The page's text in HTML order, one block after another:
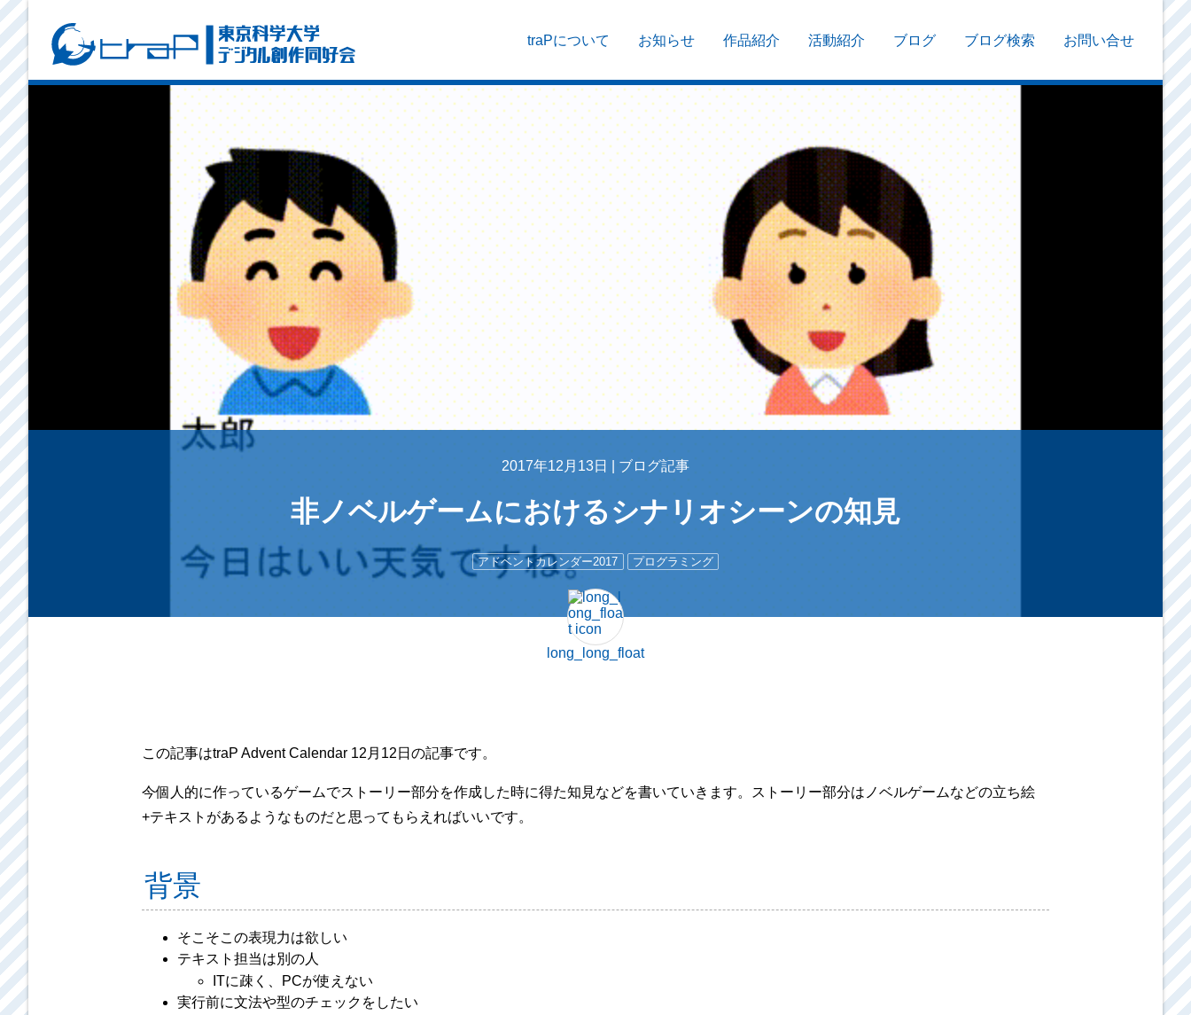
traPについて お知らせ 作品紹介 活動紹介 ブログ ブログ検索 お問い合せ
2017年12月13日 | ブログ記事
非ノベルゲームにおけるシナリオシーンの知見
アドベントカレンダー2017 プログラミング
long_long_float
この記事はtraP Advent Calendar 12月12日の記事です。
今個人的に作っているゲームでストーリー部分を作成した時に得た知見などを書いていきます。ストーリー部分はノベルゲームなどの立ち絵
+テキストがあるようなものだと思ってもらえればいいです。
背景
そこそこの表現力は欲しい
テキスト担当は別の人
ITに疎く、PCが使えない
実行前に文法や型のチェックをしたい